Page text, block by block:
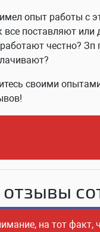
опыт работы с
все поставляют
честно?
своими
на тот